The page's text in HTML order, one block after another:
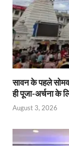
सावन के पहले
ही पूजा-अर्चना के
August 3, 2026